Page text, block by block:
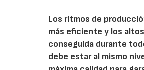
Los ritmos de
más eficiente y los
conseguida durante
debe estar al mismo